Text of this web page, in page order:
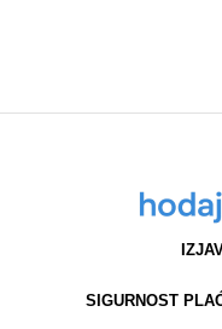
SIGURNOST